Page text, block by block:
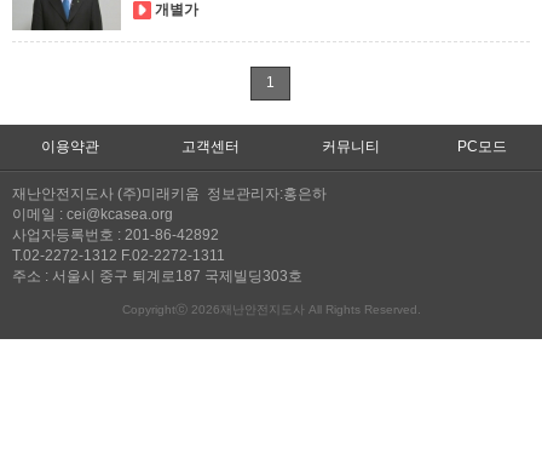
개별가
1
이용약관 고객센터 커뮤니티 PC모드
재난안전지도사 (주)미래키움 정보관리자:홍은하
이메일 : cei@kcasea.org
사업자등록번호 : 201-86-42892
T.02-2272-1312 F.02-2272-1311
주소 : 서울시 중구 퇴계로187 국제빌딩303호
Copyrightⓒ 2026재난안전지도사 All Rights Reserved.